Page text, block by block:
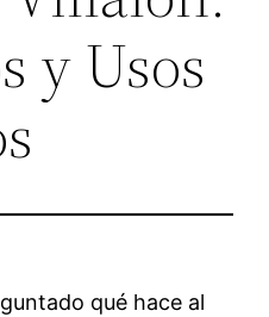
y Usos
qué hace al